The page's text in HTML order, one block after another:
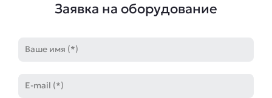
Заявка на оборудование
mail